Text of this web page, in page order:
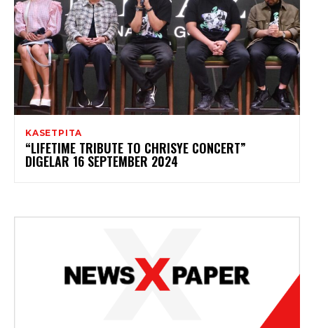
KASETPITA
“LIFETIME TRIBUTE TO CHRISYE CONCERT”
DIGELAR 16 SEPTEMBER 2024